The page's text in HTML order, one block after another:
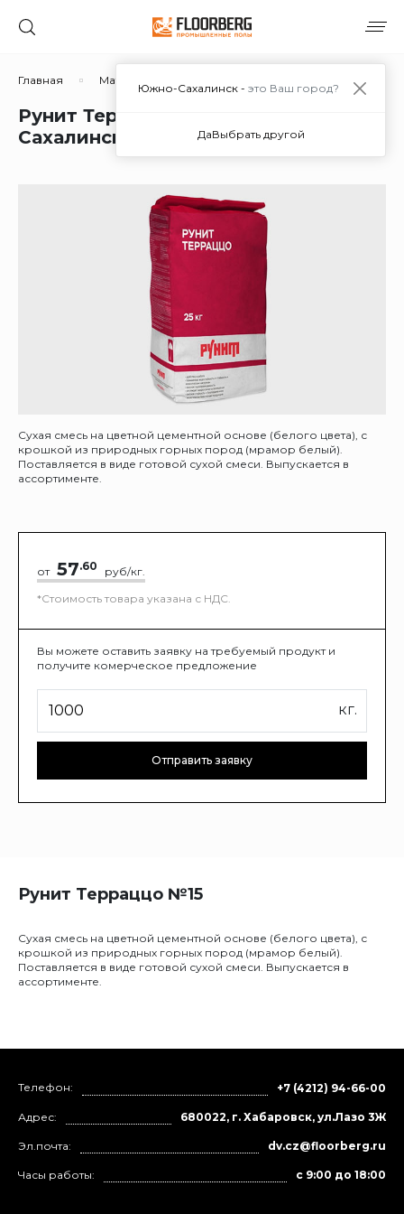
Главная Материалы Терраццо
Рунит Терраццо №15 в Южно-
Сахалинске
Сухая смесь на цветной цементной основе (белого цвета), с
крошкой из природных горных пород (мрамор белый).
Поставляется в виде готовой сухой смеси. Выпускается в
ассортименте.
от 57.60
руб/кг.
*Стоимость товара указана с НДС.
Вы можете оставить заявку на требуемый продукт и
получите комерческое предложение
кг.
Отправить заявку
Рунит Терраццо №15
Сухая смесь на цветной цементной основе (белого цвета), с
крошкой из природных горных пород (мрамор белый).
Поставляется в виде готовой сухой смеси. Выпускается в
ассортименте.
Телефон: +7 (4212) 94-66-00
Адрес: 680022, г. Хабаровск, ул.Лазо 3Ж
Эл.почта: dv.cz@floorberg.ru
Часы работы: с 9:00 до 18:00
Южно-Сахалинск - это Ваш город?
ДаВыбрать другой